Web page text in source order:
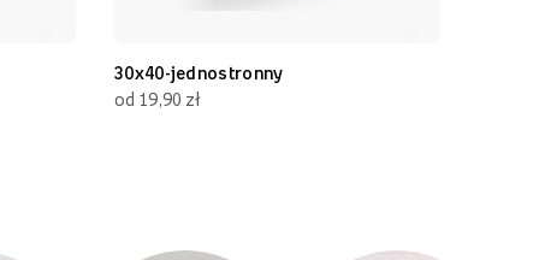
30x40-jednostronny
od 19,90 zł